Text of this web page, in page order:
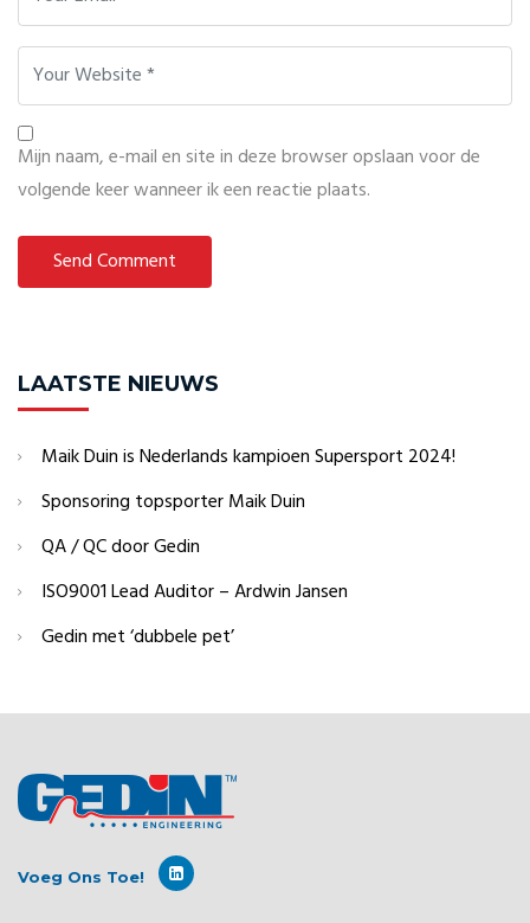
Mijn naam, e-mail en site in deze browser opslaan voor de
volgende keer wanneer ik een reactie plaats.
LAATSTE NIEUWS
Maik Duin is Nederlands kampioen Supersport 2024!
Sponsoring topsporter Maik Duin
QA / QC door Gedin
ISO9001 Lead Auditor – Ardwin Jansen
Gedin met ‘dubbele pet’
Voeg Ons Toe!